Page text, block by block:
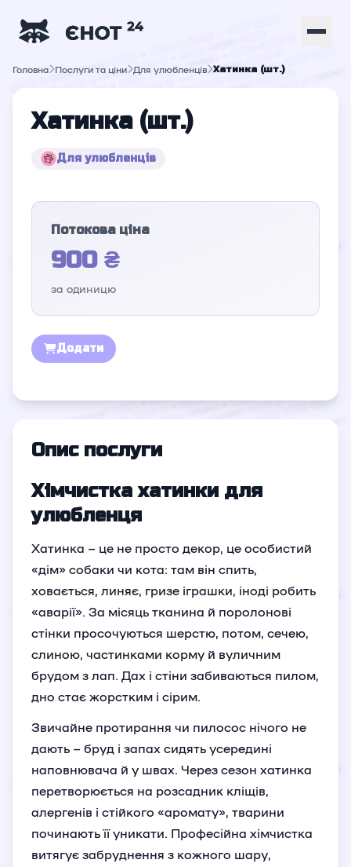
Головна Послуги та ціни Для улюбленців Хатинка (шт.)
Хатинка (шт.)
Для улюбленців
Потокова ціна
900 ₴
за одиницю
Додати
Опис послуги
Хімчистка хатинки для
улюбленця
Хатинка – це не просто декор, це особистий
«дім» собаки чи кота: там він спить,
ховається, линяє, гризе іграшки, іноді робить
«аварії». За місяць тканина й поролонові
стінки просочуються шерстю, потом, сечею,
слиною, частинками корму й вуличним
брудом з лап. Дах і стіни забиваються пилом,
дно стає жорстким і сірим.
Звичайне протирання чи пилосос нічого не
дають – бруд і запах сидять усередині
наповнювача й у швах. Через сезон хатинка
перетворюється на розсадник кліщів,
алергенів і стійкого «аромату», тварини
починають її уникати. Професійна хімчистка
витягує забруднення з кожного шару,